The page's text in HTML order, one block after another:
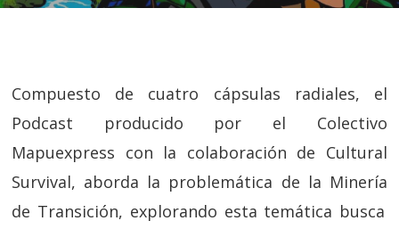
Compuesto de cuatro cápsulas radiales, el
Podcast producido por el Colectivo
Mapuexpress con la colaboración de Cultural
Survival, aborda la problemática de la Minería
de Transición, explorando esta temática busca